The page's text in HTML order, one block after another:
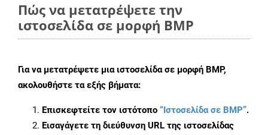
Πώς να μετατρέψετε την
ιστοσελίδα σε μορφή BMP
Για να μετατρέψετε μια ιστοσελίδα σε μορφή BMP,
ακολουθήστε τα εξής βήματα:
Επισκεφτείτε τον ιστότοπο “Ιστοσελίδα σε BMP”.
Εισαγάγετε τη διεύθυνση URL της ιστοσελίδας